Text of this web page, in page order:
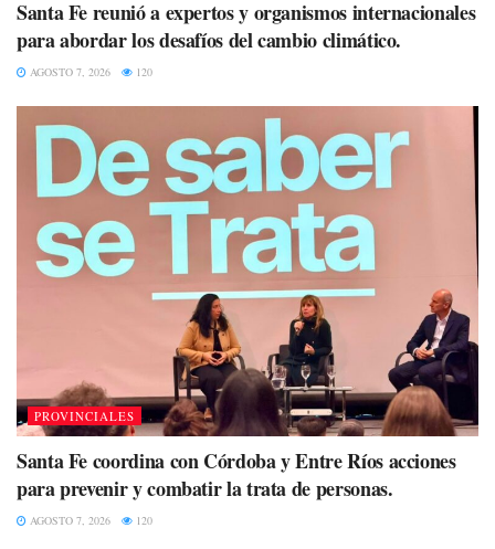
Santa Fe reunió a expertos y organismos internacionales
para abordar los desafíos del cambio climático.
AGOSTO 7, 2026 120
PROVINCIALES
Santa Fe coordina con Córdoba y Entre Ríos acciones
para prevenir y combatir la trata de personas.
AGOSTO 7, 2026 120